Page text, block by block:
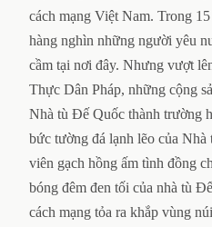
cách mạng Việt Nam. Trong
hàng nghìn những người yêu
cầm tại nơi đây. Nhưng vượt
Thực Dân Pháp, những cộng
Nhà tù Đế Quốc thành trường
bức tường đá lạnh lẽo của
viên gạch hồng ấm tình đồng
bóng đêm đen tối của nhà tù
cách mạng tỏa ra khắp vùng